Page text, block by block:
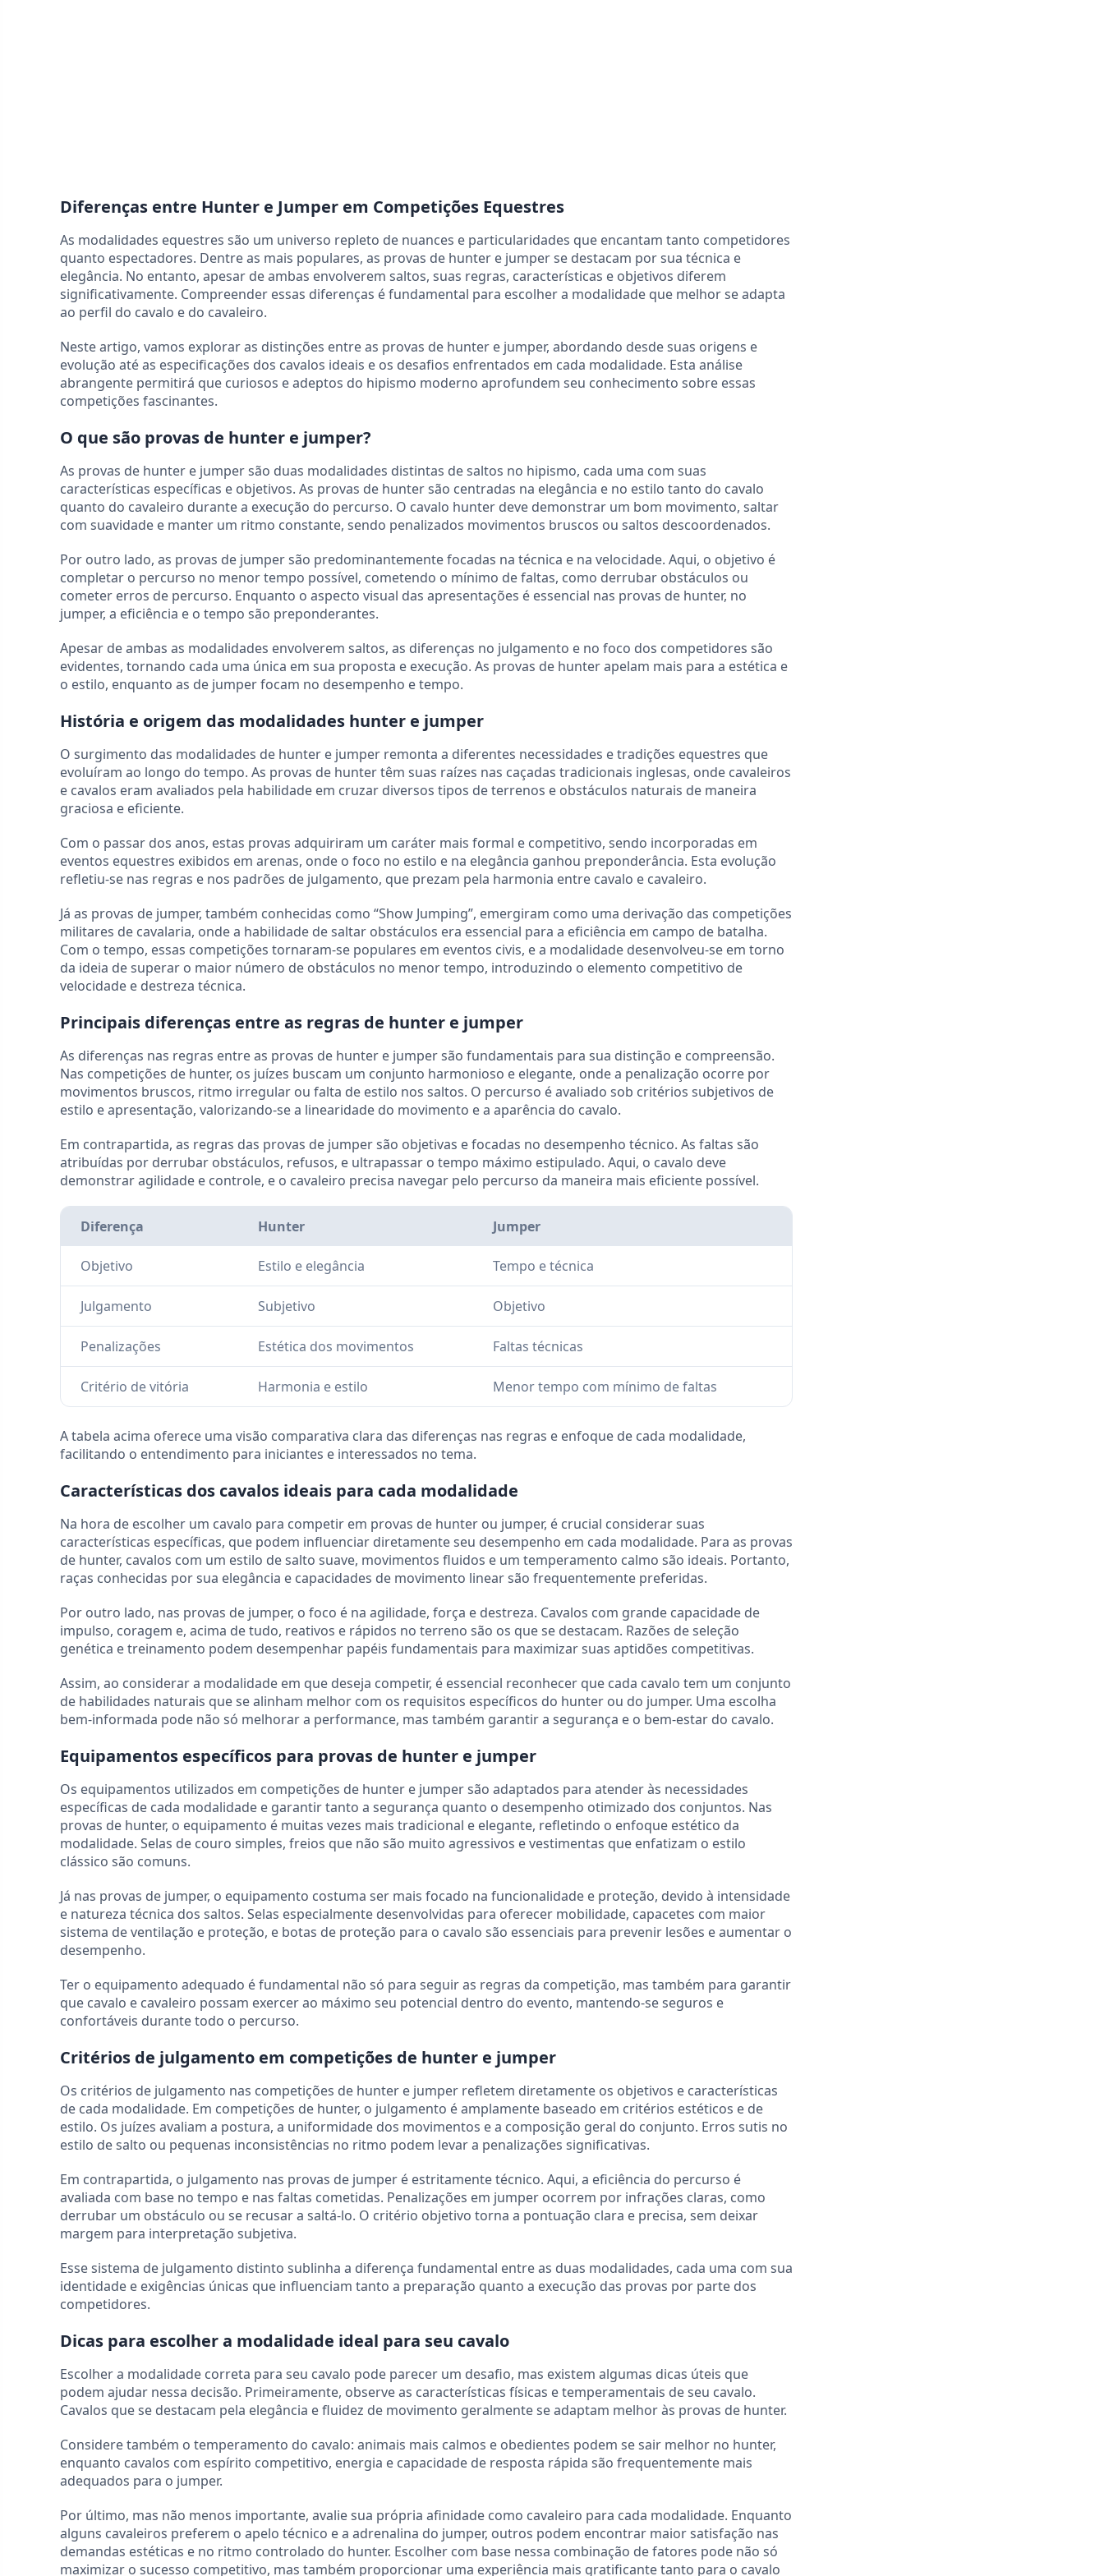
Diferenças entre Hunter e Jumper em Competições Equestres
As modalidades equestres são um universo repleto de nuances e particularidades que encantam tanto competidores
quanto espectadores. Dentre as mais populares, as provas de hunter e jumper se destacam por sua técnica e
elegância. No entanto, apesar de ambas envolverem saltos, suas regras, características e objetivos diferem
significativamente. Compreender essas diferenças é fundamental para escolher a modalidade que melhor se adapta
ao perfil do cavalo e do cavaleiro.
Neste artigo, vamos explorar as distinções entre as provas de hunter e jumper, abordando desde suas origens e
evolução até as especificações dos cavalos ideais e os desafios enfrentados em cada modalidade. Esta análise
abrangente permitirá que curiosos e adeptos do hipismo moderno aprofundem seu conhecimento sobre essas
competições fascinantes.
O que são provas de hunter e jumper?
As provas de hunter e jumper são duas modalidades distintas de saltos no hipismo, cada uma com suas
características específicas e objetivos. As provas de hunter são centradas na elegância e no estilo tanto do cavalo
quanto do cavaleiro durante a execução do percurso. O cavalo hunter deve demonstrar um bom movimento, saltar
com suavidade e manter um ritmo constante, sendo penalizados movimentos bruscos ou saltos descoordenados.
Por outro lado, as provas de jumper são predominantemente focadas na técnica e na velocidade. Aqui, o objetivo é
completar o percurso no menor tempo possível, cometendo o mínimo de faltas, como derrubar obstáculos ou
cometer erros de percurso. Enquanto o aspecto visual das apresentações é essencial nas provas de hunter, no
jumper, a eficiência e o tempo são preponderantes.
Apesar de ambas as modalidades envolverem saltos, as diferenças no julgamento e no foco dos competidores são
evidentes, tornando cada uma única em sua proposta e execução. As provas de hunter apelam mais para a estética e
o estilo, enquanto as de jumper focam no desempenho e tempo.
História e origem das modalidades hunter e jumper
O surgimento das modalidades de hunter e jumper remonta a diferentes necessidades e tradições equestres que
evoluíram ao longo do tempo. As provas de hunter têm suas raízes nas caçadas tradicionais inglesas, onde cavaleiros
e cavalos eram avaliados pela habilidade em cruzar diversos tipos de terrenos e obstáculos naturais de maneira
graciosa e eficiente.
Com o passar dos anos, estas provas adquiriram um caráter mais formal e competitivo, sendo incorporadas em
eventos equestres exibidos em arenas, onde o foco no estilo e na elegância ganhou preponderância. Esta evolução
refletiu-se nas regras e nos padrões de julgamento, que prezam pela harmonia entre cavalo e cavaleiro.
Já as provas de jumper, também conhecidas como “Show Jumping”, emergiram como uma derivação das competições
militares de cavalaria, onde a habilidade de saltar obstáculos era essencial para a eficiência em campo de batalha.
Com o tempo, essas competições tornaram-se populares em eventos civis, e a modalidade desenvolveu-se em torno
da ideia de superar o maior número de obstáculos no menor tempo, introduzindo o elemento competitivo de
velocidade e destreza técnica.
Principais diferenças entre as regras de hunter e jumper
As diferenças nas regras entre as provas de hunter e jumper são fundamentais para sua distinção e compreensão.
Nas competições de hunter, os juízes buscam um conjunto harmonioso e elegante, onde a penalização ocorre por
movimentos bruscos, ritmo irregular ou falta de estilo nos saltos. O percurso é avaliado sob critérios subjetivos de
estilo e apresentação, valorizando-se a linearidade do movimento e a aparência do cavalo.
Em contrapartida, as regras das provas de jumper são objetivas e focadas no desempenho técnico. As faltas são
atribuídas por derrubar obstáculos, refusos, e ultrapassar o tempo máximo estipulado. Aqui, o cavalo deve
demonstrar agilidade e controle, e o cavaleiro precisa navegar pelo percurso da maneira mais eficiente possível.
Diferença Hunter Jumper
Objetivo Estilo e elegância Tempo e técnica
Julgamento Subjetivo Objetivo
Penalizações Estética dos movimentos Faltas técnicas
Critério de vitória Harmonia e estilo Menor tempo com mínimo de faltas
A tabela acima oferece uma visão comparativa clara das diferenças nas regras e enfoque de cada modalidade,
facilitando o entendimento para iniciantes e interessados no tema.
Características dos cavalos ideais para cada modalidade
Na hora de escolher um cavalo para competir em provas de hunter ou jumper, é crucial considerar suas
características específicas, que podem influenciar diretamente seu desempenho em cada modalidade. Para as provas
de hunter, cavalos com um estilo de salto suave, movimentos fluidos e um temperamento calmo são ideais. Portanto,
raças conhecidas por sua elegância e capacidades de movimento linear são frequentemente preferidas.
Por outro lado, nas provas de jumper, o foco é na agilidade, força e destreza. Cavalos com grande capacidade de
impulso, coragem e, acima de tudo, reativos e rápidos no terreno são os que se destacam. Razões de seleção
genética e treinamento podem desempenhar papéis fundamentais para maximizar suas aptidões competitivas.
Assim, ao considerar a modalidade em que deseja competir, é essencial reconhecer que cada cavalo tem um conjunto
de habilidades naturais que se alinham melhor com os requisitos específicos do hunter ou do jumper. Uma escolha
bem-informada pode não só melhorar a performance, mas também garantir a segurança e o bem-estar do cavalo.
Equipamentos específicos para provas de hunter e jumper
Os equipamentos utilizados em competições de hunter e jumper são adaptados para atender às necessidades
específicas de cada modalidade e garantir tanto a segurança quanto o desempenho otimizado dos conjuntos. Nas
provas de hunter, o equipamento é muitas vezes mais tradicional e elegante, refletindo o enfoque estético da
modalidade. Selas de couro simples, freios que não são muito agressivos e vestimentas que enfatizam o estilo
clássico são comuns.
Já nas provas de jumper, o equipamento costuma ser mais focado na funcionalidade e proteção, devido à intensidade
e natureza técnica dos saltos. Selas especialmente desenvolvidas para oferecer mobilidade, capacetes com maior
sistema de ventilação e proteção, e botas de proteção para o cavalo são essenciais para prevenir lesões e aumentar o
desempenho.
Ter o equipamento adequado é fundamental não só para seguir as regras da competição, mas também para garantir
que cavalo e cavaleiro possam exercer ao máximo seu potencial dentro do evento, mantendo-se seguros e
confortáveis durante todo o percurso.
Critérios de julgamento em competições de hunter e jumper
Os critérios de julgamento nas competições de hunter e jumper refletem diretamente os objetivos e características
de cada modalidade. Em competições de hunter, o julgamento é amplamente baseado em critérios estéticos e de
estilo. Os juízes avaliam a postura, a uniformidade dos movimentos e a composição geral do conjunto. Erros sutis no
estilo de salto ou pequenas inconsistências no ritmo podem levar a penalizações significativas.
Em contrapartida, o julgamento nas provas de jumper é estritamente técnico. Aqui, a eficiência do percurso é
avaliada com base no tempo e nas faltas cometidas. Penalizações em jumper ocorrem por infrações claras, como
derrubar um obstáculo ou se recusar a saltá-lo. O critério objetivo torna a pontuação clara e precisa, sem deixar
margem para interpretação subjetiva.
Esse sistema de julgamento distinto sublinha a diferença fundamental entre as duas modalidades, cada uma com sua
identidade e exigências únicas que influenciam tanto a preparação quanto a execução das provas por parte dos
competidores.
Dicas para escolher a modalidade ideal para seu cavalo
Escolher a modalidade correta para seu cavalo pode parecer um desafio, mas existem algumas dicas úteis que
podem ajudar nessa decisão. Primeiramente, observe as características físicas e temperamentais de seu cavalo.
Cavalos que se destacam pela elegância e fluidez de movimento geralmente se adaptam melhor às provas de hunter.
Considere também o temperamento do cavalo: animais mais calmos e obedientes podem se sair melhor no hunter,
enquanto cavalos com espírito competitivo, energia e capacidade de resposta rápida são frequentemente mais
adequados para o jumper.
Por último, mas não menos importante, avalie sua própria afinidade como cavaleiro para cada modalidade. Enquanto
alguns cavaleiros preferem o apelo técnico e a adrenalina do jumper, outros podem encontrar maior satisfação nas
demandas estéticas e no ritmo controlado do hunter. Escolher com base nessa combinação de fatores pode não só
maximizar o sucesso competitivo, mas também proporcionar uma experiência mais gratificante tanto para o cavalo